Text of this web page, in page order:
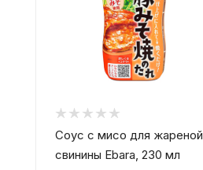
Соус с мисо для жареной
свинины Ebara, 230 мл